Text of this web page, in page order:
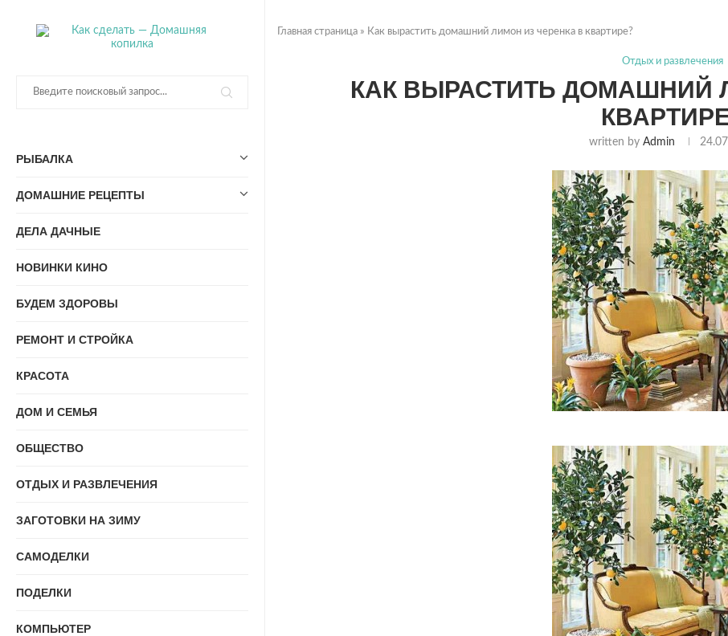
РЫБАЛКА
ДОМАШНИЕ РЕЦЕПТЫ
ДЕЛА ДАЧНЫЕ
НОВИНКИ КИНО
БУДЕМ ЗДОРОВЫ
РЕМОНТ И СТРОЙКА
КРАСОТА
ДОМ И СЕМЬЯ
ОБЩЕСТВО
ОТДЫХ И РАЗВЛЕЧЕНИЯ
ЗАГОТОВКИ НА ЗИМУ
САМОДЕЛКИ
ПОДЕЛКИ
КОМПЬЮТЕР
Главная страница » Как вырастить домашний лимон из черенка в квартире?
Отдых и развлечения
КАК ВЫРАСТИТЬ ДОМАШНИЙ
written by Admin